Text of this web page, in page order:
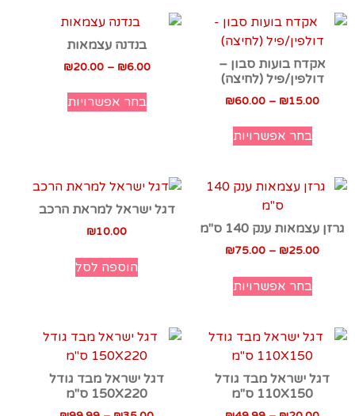
אקדח בועות סבון –
דולפין/פיל (לחיצה)
₪15.00
–
₪60.00
בחר אפשרויות
בנדנה עצמאות
₪6.00
–
₪20.00
בחר אפשרויות
גרזן עצמאות ענק 140 ס"מ
₪25.00
–
₪75.00
בחר אפשרויות
דגל ישראל למראת הרכב
₪10.00
הוספה לסל
דגל ישראל מבד גודל
110X150 ס"מ
דגל ישראל מבד גודל
150X220 ס"מ